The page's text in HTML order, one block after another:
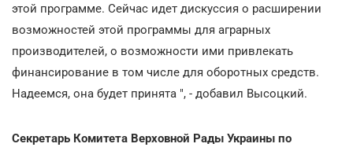
этой программе. Сейчас идет дискуссия о расширении
возможностей этой программы для аграрных
производителей, о возможности ими привлекать
финансирование в том числе для оборотных средств.
Надеемся, она будет принята ", - добавил Высоцкий.
Секретарь Комитета Верховной Рады Украины по